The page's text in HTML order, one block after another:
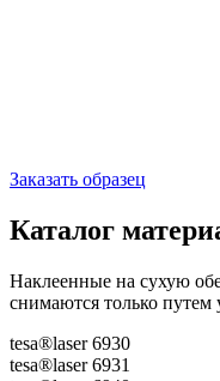
Заказать образец
Каталог
Наклеенные на сухую
снимаются только путем
tesa®laser 6930
tesa®laser 6931